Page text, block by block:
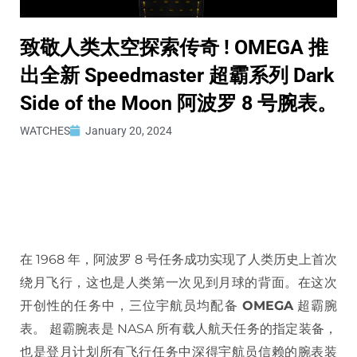
致敬人类太空探索传奇 ! OMEGA 推
出全新 Speedmaster 超霸系列 Dark
Side of the Moon 阿波罗 8 号腕表。
WATCHES January 20, 2024
在 1968 年，阿波罗 8 号任务成功实现了人类历史上首次
绕月飞行，这也是人类第一次见到月球的背面。在这次
开创性的任务中，三位宇航员均配备 OMEGA超霸腕
表。 超霸腕表是 NASA 所有载人航天任务的指定装备，
也是登月计划所有飞行任务中深得宇航员信赖的腕表装